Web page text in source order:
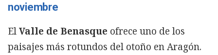
noviembre
ElValle de Benasque ofrece uno de los
paisajes más rotundos del otoño en Aragón.